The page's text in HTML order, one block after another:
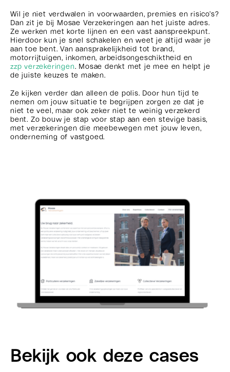
Wil je niet verdwalen in voorwaarden, premies en risico’s?
Dan zit je bij Mosae Verzekeringen aan het juiste adres.
Ze werken met korte lijnen en een vast aanspreekpunt.
Hierdoor kun je snel schakelen en weet je altijd waar je
aan toe bent. Van aansprakelijkheid tot brand,
motorrijtuigen, inkomen, arbeidsongeschiktheid en
zzp verzekeringen. Mosae denkt met je mee en helpt je
de juiste keuzes te maken.
Ze kijken verder dan alleen de polis. Door hun tijd te
nemen om jouw situatie te begrijpen zorgen ze dat je
niet te veel, maar ook zeker niet te weinig verzekerd
bent. Zo bouw je stap voor stap aan een stevige basis,
met verzekeringen die meebewegen met jouw leven,
onderneming of vastgoed.
Bekijk ook deze cases